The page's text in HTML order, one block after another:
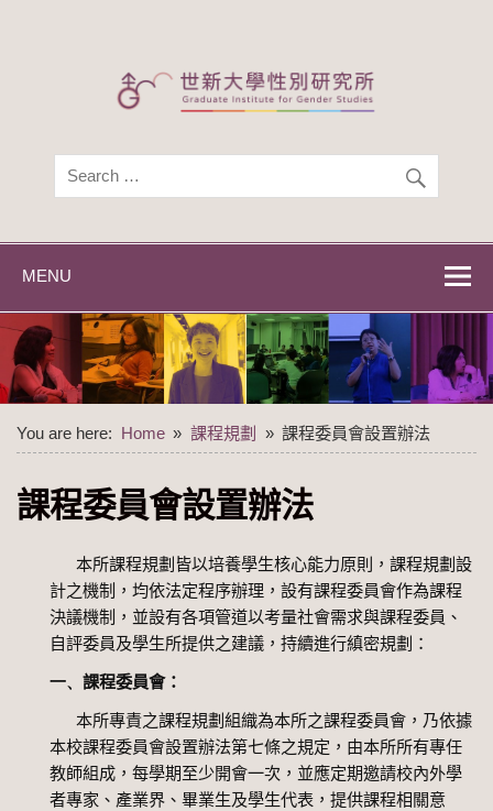
世新大學性別研
世新大學性別研究所
MENU
You are here: Home 課程規劃 課程委員會設置辦法
課程委員會設置辦法
本所課程規劃皆以培養學生核心能力原則，課程規劃設
計之機制，均依法定程序辦理，設有課程委員會作為課程
決議機制，並設有各項管道以考量社會需求與課程委員、
自評委員及學生所提供之建議，持續進行縝密規劃：
一、課程委員會：
本所專責之課程規劃組織為本所之課程委員會，乃依據
本校課程委員會設置辦法第七條之規定，由本所所有專任
教師組成，每學期至少開會一次，並應定期邀請校內外學
者專家、產業界、畢業生及學生代表，提供課程相關意